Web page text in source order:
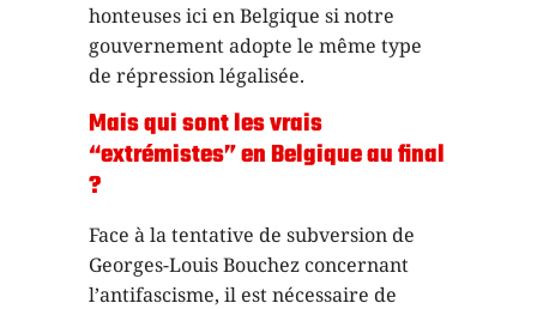
honteuses ici en Belgique si notre
gouvernement adopte le même type
de répression légalisée.
Mais qui sont les vrais
“extrémistes” en Belgique au final
?
Face à la tentative de subversion de
Georges-Louis Bouchez concernant
l’antifascisme, il est nécessaire de